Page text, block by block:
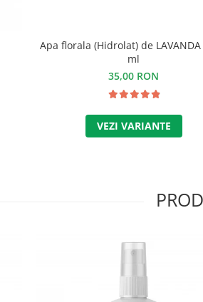
Apa florala (Hidrolat) de
ml
35,00 RON
VEZI VARIANTE